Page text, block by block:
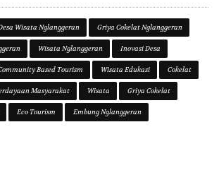
Wisata Nglanggeran Griya Cokelat Nglanggeran
Wisata Nglanggeran Inovasi Desa
Based Tourism Wisata Edukasi Cokelat
Masyarakat Wisata Griya Cokelat
Eco Tourism Embung Nglanggeran